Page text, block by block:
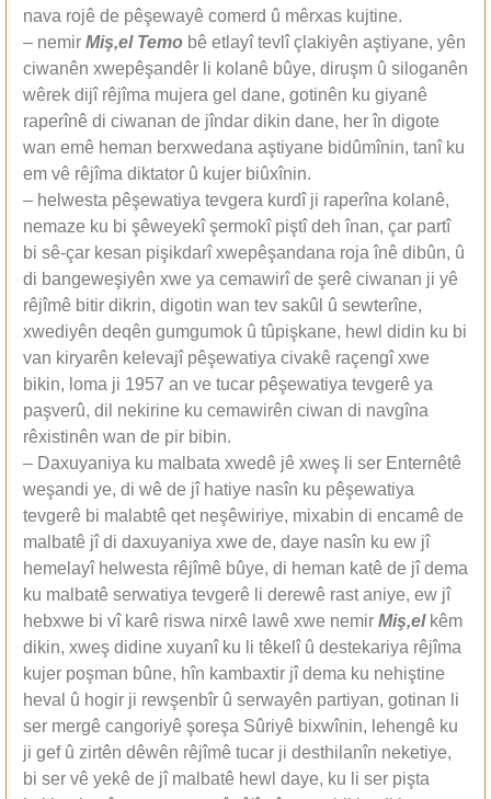
nava rojê de pêşewayê comerd û mêrxas kujtine.
– nemir Miş,el Temo bê etlayî tevlî çlakiyên aştiyane, yên
ciwanên xwepêşandêr li kolanê bûye, diruşm û siloganên
wêrek dijî rêjîma mujera gel dane, gotinên ku giyanê
raperînê di ciwanan de jîndar dikin dane, her în digote
wan emê heman berxwedana aştiyane bidûmînin, tanî ku
em vê rêjîma diktator û kujer biûxînin.
– helwesta pêşewatiya tevgera kurdî ji raperîna kolanê,
nemaze ku bi şêweyekî şermokî piştî deh înan, çar partî
bi sê-çar kesan pişikdarî xwepêşandana roja înê dibûn, û
di bangeweşiyên xwe ya cemawirî de şerê ciwanan ji yê
rêjîmê bitir dikrin, digotin wan tev sakûl û sewterîne,
xwediyên deqên gumgumok û tûpişkane, hewl didin ku bi
van kiryarên kelevajî pêşewatiya civakê raçengî xwe
bikin, loma ji 1957 an ve tucar pêşewatiya tevgerê ya
paşverû, dil nekirine ku cemawirên ciwan di navgîna
rêxistinên wan de pir bibin.
– Daxuyaniya ku malbata xwedê jê xweş li ser Enternêtê
weşandi ye, di wê de jî hatiye nasîn ku pêşewatiya
tevgerê bi malabtê qet neşêwiriye, mixabin di encamê de
malbatê jî di daxuyaniya xwe de, daye nasîn ku ew jî
hemelayî helwesta rêjîmê bûye, di heman katê de jî dema
ku malbatê serwatiya tevgerê li derewê rast aniye, ew jî
hebxwe bi vî karê riswa nirxê lawê xwe nemir Miş,elkêm
dikin, xweş didine xuyanî ku li têkelî û destekariya rêjîma
kujer poşman bûne, hîn kambaxtir jî dema ku nehiştine
heval û hogir ji rewşenbîr û serwayên partiyan, gotinan li
ser mergê cangoriyê şoreşa Sûriyê bixwînin, lehengê ku
ji gef û zirtên dêwên rêjîmê tucar ji desthilanîn neketiye,
bi ser vê yekê de jî malbatê hewl daye, ku li ser pişta